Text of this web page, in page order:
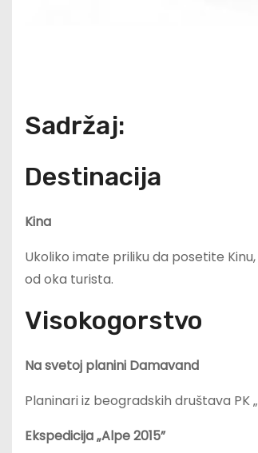
Sadržaj:
Destinacija
Kina
Ukoliko imate priliku da posetite
od oka turista.
Visokogorstvo
Na svetoj planini Damavand
Planinari iz beogradskih društava PK
Ekspedicija „Alpe 2015”